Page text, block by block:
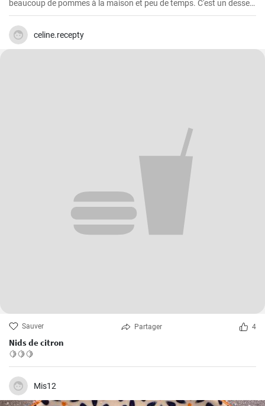
beaucoup de pommes à la maison et peu de temps. C'est un dessert
rapide et facile qui plait toujours.
celine.recepty
Sauver Partager 4
Nids de citron
🍋🍋🍋
Mis12